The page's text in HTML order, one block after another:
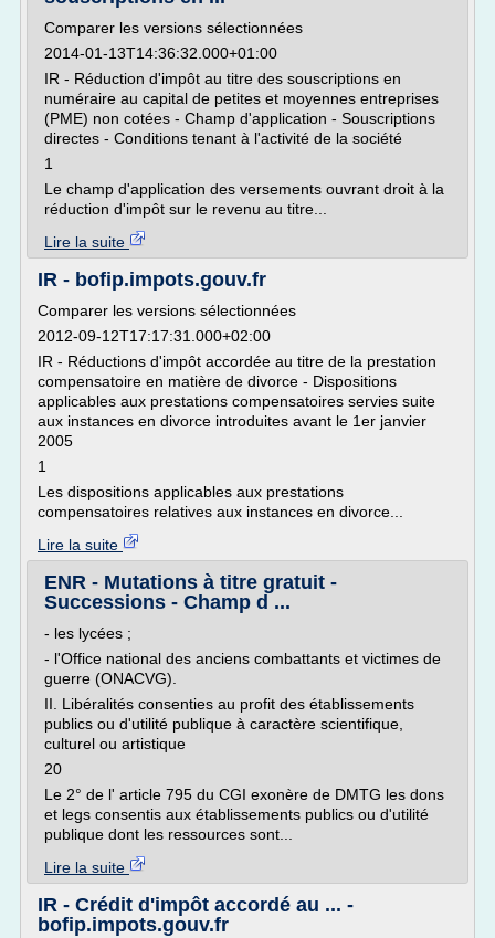
Comparer les versions sélectionnées
2014-01-13T14:36:32.000+01:00
IR - Réduction d'impôt au titre des souscriptions en
numéraire au capital de petites et moyennes entreprises
(PME) non cotées - Champ d'application - Souscriptions
directes - Conditions tenant à l'activité de la société
1
Le champ d'application des versements ouvrant droit à la
réduction d'impôt sur le revenu au titre...
Lire la suite
IR - bofip.impots.gouv.fr
Comparer les versions sélectionnées
2012-09-12T17:17:31.000+02:00
IR - Réductions d'impôt accordée au titre de la prestation
compensatoire en matière de divorce - Dispositions
applicables aux prestations compensatoires servies suite
aux instances en divorce introduites avant le 1er janvier
2005
1
Les dispositions applicables aux prestations
compensatoires relatives aux instances en divorce...
Lire la suite
ENR - Mutations à titre gratuit -
Successions - Champ d ...
- les lycées ;
- l'Office national des anciens combattants et victimes de
guerre (ONACVG).
II. Libéralités consenties au profit des établissements
publics ou d'utilité publique à caractère scientifique,
culturel ou artistique
20
Le 2° de l' article 795 du CGI exonère de DMTG les dons
et legs consentis aux établissements publics ou d'utilité
publique dont les ressources sont...
Lire la suite
IR - Crédit d'impôt accordé au ... -
bofip.impots.gouv.fr